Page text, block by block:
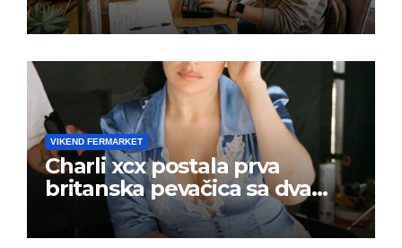
VIKEND FERMARKET
Charli xcx postala prva
britanska pevačica sa dva
albuma na prvom mestu u
istoj kalendarskoj godini